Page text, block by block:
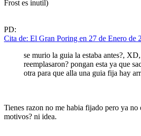
Frost es inutil)
PD:
Cita de: El Gran Poring en 27 de Enero de
se murio la guia la estaba antes?,
reemplasaron? pongan esta ya que
otra para que alla una guia fija hay
Tienes razon no me habia fijado pero ya no
motivos? ni idea.